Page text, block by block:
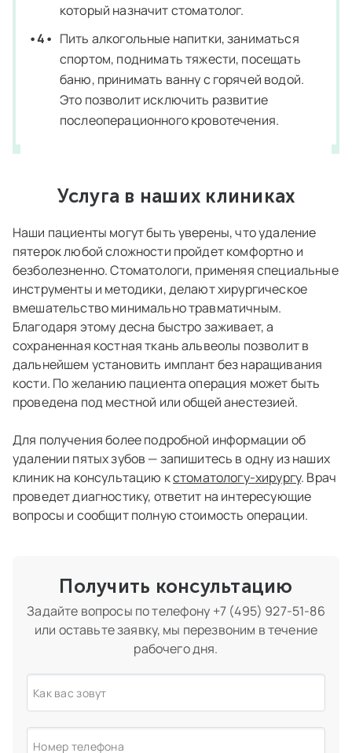
который назначит стоматолог.
Пить алкогольные напитки, заниматься
спортом, поднимать тяжести, посещать
баню, принимать ванну с горячей водой.
Это позволит исключить развитие
послеоперационного кровотечения.
Услуга в наших клиниках
Наши пациенты могут быть уверены, что удаление
пятерок любой сложности пройдет комфортно и
безболезненно. Стоматологи, применяя специальные
инструменты и методики, делают хирургическое
вмешательство минимально травматичным.
Благодаря этому десна быстро заживает, а
сохраненная костная ткань альвеолы позволит в
дальнейшем установить имплант без наращивания
кости. По желанию пациента операция может быть
проведена под местной или общей анестезией.
Для получения более подробной информации об
удалении пятых зубов — запишитесь в одну из наших
клиник на консультацию кстоматологу-хирургу. Врач
проведет диагностику, ответит на интересующие
вопросы и сообщит полную стоимость операции.
Получить консультацию
Задайте вопросы по телефону +7 (495) 927-51-86
или оставьте заявку, мы перезвоним в течение
рабочего дня.
Как вас зовут
Номер телефона